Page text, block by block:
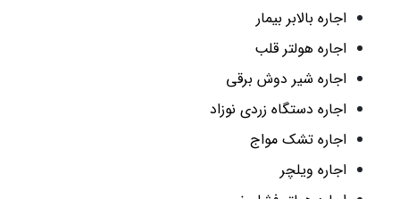
اجاره بالابر بیمار
اجاره هولتر قلب
اجاره شیر دوش برقی
اجاره دستگاه زردی نوزاد
اجاره تشک مواج
اجاره ویلچر